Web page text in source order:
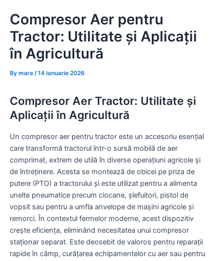
content
Compresor Aer pentru
Tractor: Utilitate și Aplicații
în Agricultură
By mara /14 ianuarie 2026
Compresor Aer Tractor: Utilitate și
Aplicații în Agricultură
Un compresor aer pentru tractor este un accesoriu esențial
care transformă tractorul într-o sursă mobilă de aer
comprimat, extrem de utilă în diverse operațiuni agricole și
de întreținere. Acesta se montează de obicei pe priza de
putere (PTO) a tractorului și este utilizat pentru a alimenta
unelte pneumatice precum ciocane, șlefuitori, pistol de
vopsit sau pentru a umfla anvelope de mașini agricole și
remorci. În contextul fermelor moderne, acest dispozitiv
crește eficiența, eliminând necesitatea unui compresor
staționar separat. Este deosebit de valoros pentru reparații
rapide în câmp, curățarea echipamentelor cu aer sau pentru